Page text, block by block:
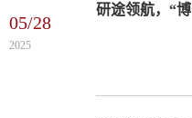
05/28
2025